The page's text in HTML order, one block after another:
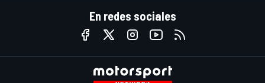
En redes sociales